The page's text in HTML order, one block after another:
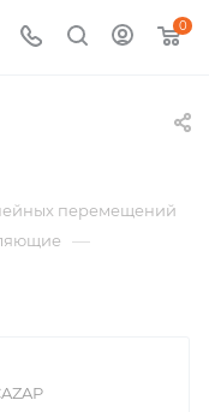
0
перемещений
—